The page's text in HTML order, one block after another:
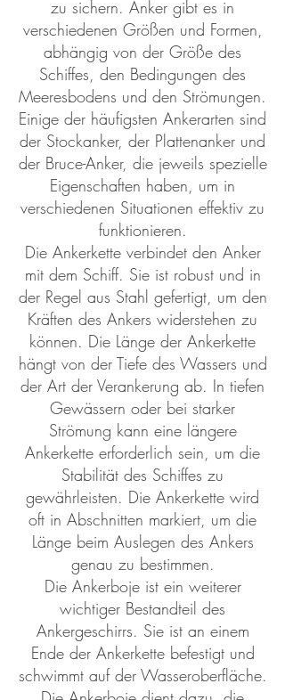
zu sichern. Anker gibt es in
verschiedenen Größen und Formen,
abhängig von der Größe des
Schiffes, den Bedingungen des
Meeresbodens und den Strömungen.
Einige der häufigsten Ankerarten sind
der Stockanker, der Plattenanker und
der Bruce-Anker, die jeweils spezielle
Eigenschaften haben, um in
verschiedenen Situationen effektiv zu
funktionieren.
Die Ankerkette verbindet den Anker
mit dem Schiff. Sie ist robust und in
der Regel aus Stahl gefertigt, um den
Kräften des Ankers widerstehen zu
können. Die Länge der Ankerkette
hängt von der Tiefe des Wassers und
der Art der Verankerung ab. In tiefen
Gewässern oder bei starker
Strömung kann eine längere
Ankerkette erforderlich sein, um die
Stabilität des Schiffes zu
gewährleisten. Die Ankerkette wird
oft in Abschnitten markiert, um die
Länge beim Auslegen des Ankers
genau zu bestimmen.
Die Ankerboje ist ein weiterer
wichtiger Bestandteil des
Ankergeschirrs. Sie ist an einem
Ende der Ankerkette befestigt und
schwimmt auf der Wasseroberfläche.